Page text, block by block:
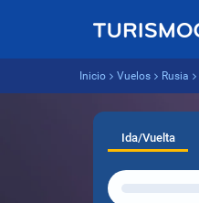
Inicio Vuelos Rusia
Ida/Vuelta